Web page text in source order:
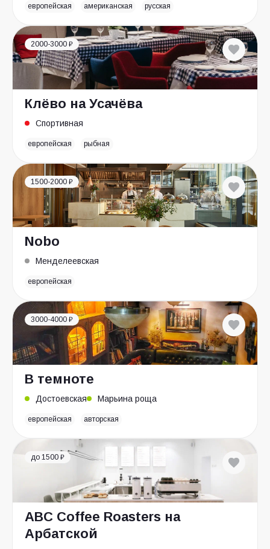
европейская американская русская
2000-3000 ₽
Клёво на Усачёва
Спортивная
европейская рыбная
1500-2000 ₽
Nobo
Менделеевская
европейская
3000-4000 ₽
В темноте
Достоевская Марьина роща
европейская авторская
до 1500 ₽
ABC Coffee Roasters на
Арбатской